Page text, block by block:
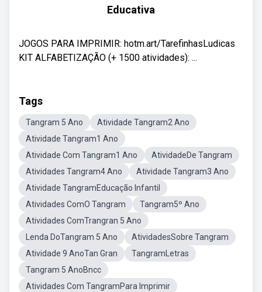
Educativa
JOGOS PARA IMPRIMIR: hotm.art/TarefinhasLudicas
KIT ALFABETIZAÇÃO (+ 1500 atividades): ...
Tags
Tangram 5 Ano
Atividade Tangram2 Ano
Atividade Tangram1 Ano
Atividade Com Tangram1 Ano
AtividadeDe Tangram
Atividades Tangram4 Ano
Atividade Tangram3 Ano
Atividade TangramEducação Infantil
Atividades ComO Tangram
Tangram5º Ano
Atividades ComTrangran 5 Ano
Lenda DoTangram 5 Ano
AtividadesSobre Tangram
Atividade 9 AnoTan Gran
TangramLetras
Tangram 5 AnoBncc
Atividades Com TangramPara Imprimir